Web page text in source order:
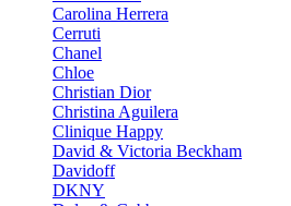
Carolina Herrera
Cerruti
Chanel
Chloe
Christian Dior
Christina Aguilera
Clinique Happy
David & Victoria Beckham
Davidoff
DKNY